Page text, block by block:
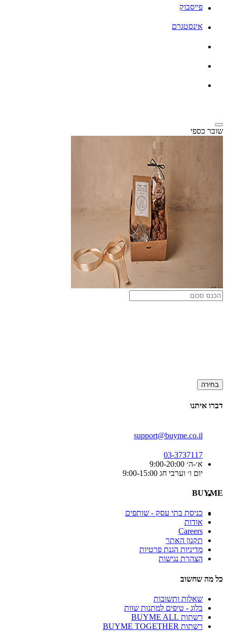
פייסבוק
אינסטגרם
שובר כספי
בחירה
דברו איתנו
support@buyme.co.il
03-3737117
א׳-ה׳ 9:00-20:00
יום ו׳ וערבי חג 9:00-15:00
BUYME
כניסת בתי עסק - שותפים
אודות
Careers
תקנון האתר
מדיניות הגנת פרטיות
הצהרת נגישות
כל מה שחשוב
שאלות ותשובות
בלוג - טיפים למתנות שוות
רשתות BUYME ALL
רשתות BUYME TOGETHER